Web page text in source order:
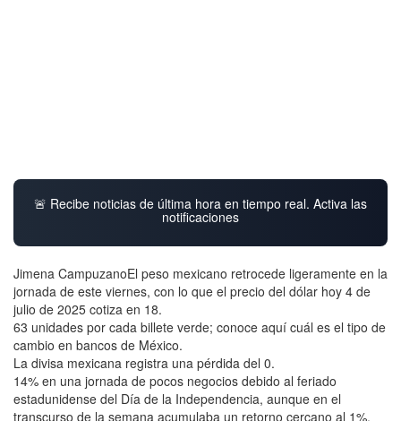
🚨 Recibe noticias de última hora en tiempo real. Activa las
notificaciones
Jimena CampuzanoEl peso mexicano retrocede ligeramente en la
jornada de este viernes, con lo que el precio del dólar hoy 4 de
julio de 2025 cotiza en 18.
63 unidades por cada billete verde; conoce aquí cuál es el tipo de
cambio en bancos de México.
La divisa mexicana registra una pérdida del 0.
14% en una jornada de pocos negocios debido al feriado
estadunidense del Día de la Independencia, aunque en el
transcurso de la semana acumulaba un retorno cercano al 1%.